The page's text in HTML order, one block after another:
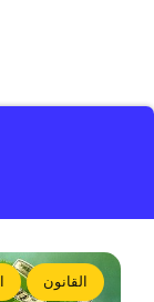
القانون